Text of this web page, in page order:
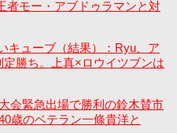
者モー・アブドゥラマンと対
キューブ（結果）：Ryu、ア
勝ち。上真×ロウイツブンは
会緊急出場で勝利の鈴木賛市
歳のベテラン一條貴洋と